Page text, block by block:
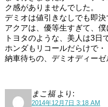
ク感がありませんでした。
デミオは値引きなしでも即決
アクアは、優等生すぎて、僕
トヨタのような、美人は3日
ホンダもリコールだらけで・
納車待ちの、デミオディーゼ
まこ福 より:
2014年12月7日 3:18 AM